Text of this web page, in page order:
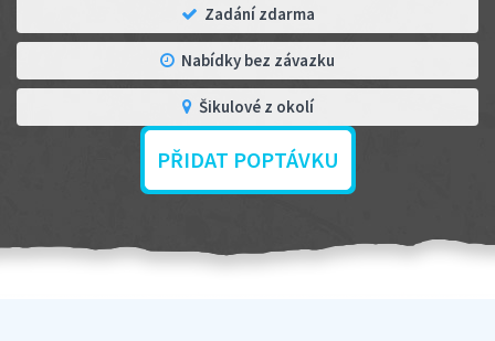
Zadání zdarma
Nabídky bez závazku
Šikulové z okolí
PŘIDAT POPTÁVKU